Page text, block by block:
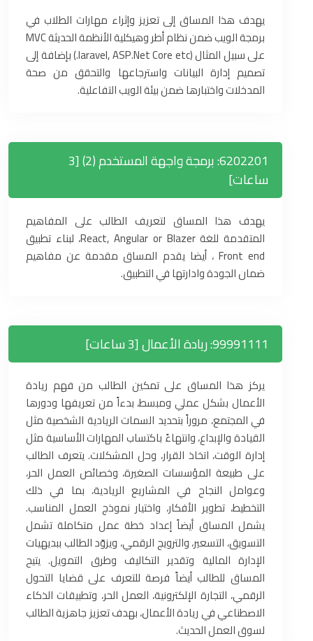
يهدف هذا المساق إلى تعزيز وإثراء مهارات الطلاب في
برمجة الويب ضمن نظام أطر وهيكلية الأنظمة الحديثة MVC
على سبيل المثال (laravel, ASP.Net Core etc.) بإضافة إلى
تصميم إدارة البيانات واسترجاعها والتحقق من صحة
المدخلات واختبارها ضمن بيئة الويب التفاعلية.
6202201: برمجة واجهة المستخدم (2) [3
ساعات]
يهدف هذا المساق لتعريف الطالب على المفاهيم
المتقدمة للغة React, Angular or Blazer، لبناء تطبيق
Front end ، أيضا يقدم المساق مقدمة عن مفاهيم
ضمان الجودة وادارتها في التطبيق.
99991111: ريادة الأعمال [3 ساعات]
يركز هذا المساق على تمكين الطالب من فهم ريادة
الأعمال بشكل عملي ومبسط، بدءاً من تعريفها ودورها
في المجتمع، مروراً بتحديد السمات الريادية الشخصية مثل
القيادة والإبداع، وانتهاءً باكتساب المهارات الأساسية مثل
إدارة الوقت، اتخاذ القرار، وحل المشكلات. يتعرف الطالب
على طبيعة المؤسسات الصغيرة، وخصائص العمل الحر،
وعوامل النجاح في المشاريع الريادية، بما في ذلك
التخطيط، تطوير الأفكار، واختيار نموذج العمل المناسب.
يشمل المساق أيضاً إعداد خطة عمل متكاملة تشمل
التسويق، التسعير، والترويج الرقمي، ويزوّد الطالب ببديهيات
الإدارة المالية وتقدير التكاليف وطرق التمويل. يتيح
المساق للطالب أيضاً فرصة للتعرف على قضايا التحول
الرقمي، التجارة الإلكترونية، العمل الحر، وتطبيقات الذكاء
الاصطناعي في ريادة الأعمال، بهدف تعزيز جاهزية الطالب
لسوق العمل الحديث.